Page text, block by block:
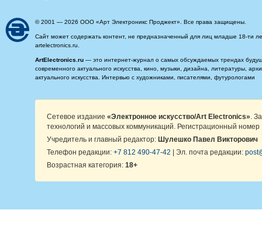
© 2001 — 2026 ООО «Арт Электроникс Проджект». Все права защищены.
Сайт может содержать контент, не предназначенный для лиц младше 18-ти
artelectronics.ru.
ArtElectronics.ru — это интернет-журнал о самых обсуждаемых трендах
современного актуального искусства, кино, музыки, дизайна, литературы,
актуального искусства. Интервью с художниками, писателями, футурологами
Сетевое издание «Электронное искусство/Art Electronics» .
технологий и массовых коммуникаций. Регистрационный
Учредитель и главный редактор: Шулешко Павел Викторович
Телефон редакции: +7 812 490-47-42 | Эл. почта редакции:
Возрастная категория: 18+